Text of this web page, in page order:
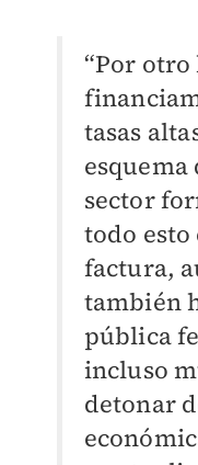
“Por
tasas
esquema
sector
todo
factura,
también
pública
incluso
detonar